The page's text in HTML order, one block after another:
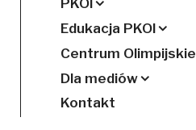
Edukacja PKOl
Centrum Olimpijskie
Dla mediów
Kontakt